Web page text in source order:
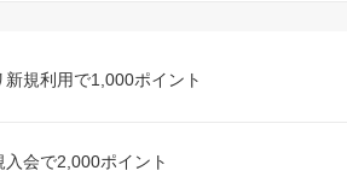
規利用で1,000ポイント
会で2,000ポイント